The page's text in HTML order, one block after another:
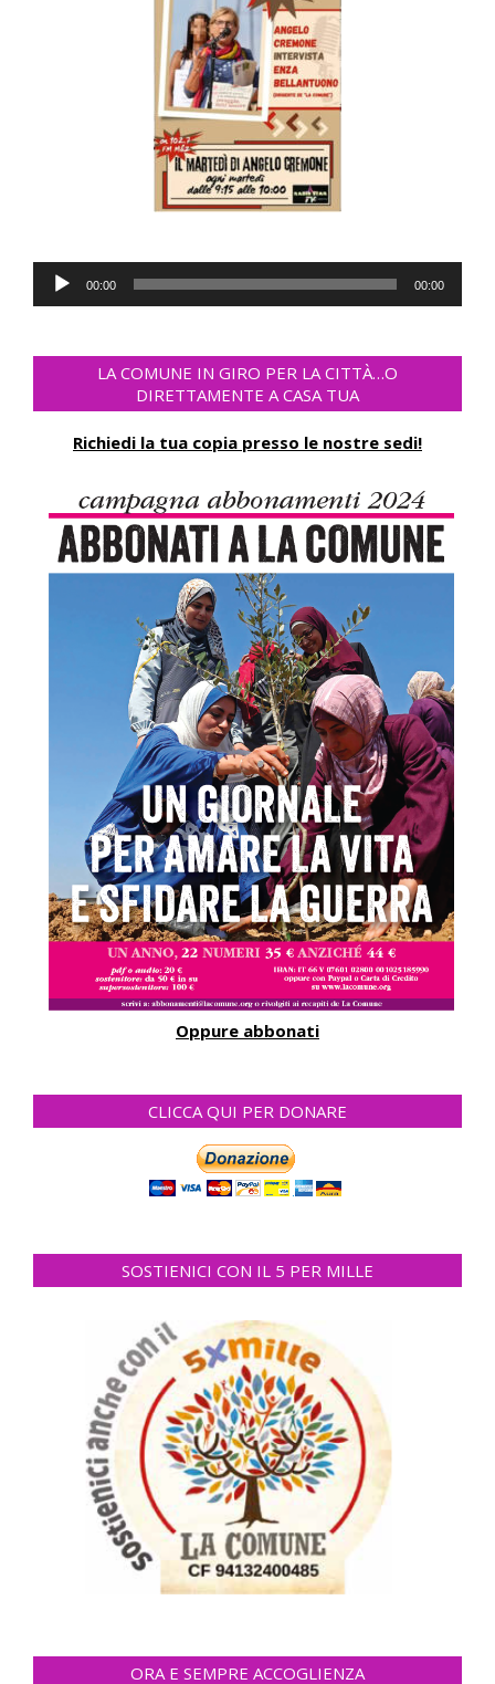
Lecteur
audio
00:00 00:00
LA COMUNE IN GIRO PER LA CITTÀ…O
DIRETTAMENTE A CASA TUA
Richiedi la tua copia presso le nostre sedi!
Oppure abbonati
CLICCA QUI PER DONARE
SOSTIENICI CON IL 5 PER MILLE
ORA E SEMPRE ACCOGLIENZA